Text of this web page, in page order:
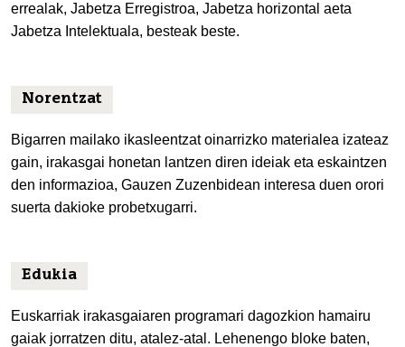
errealak, Jabetza Erregistroa, Jabetza horizontal aeta
Jabetza Intelektuala, besteak beste.
Norentzat
Bigarren mailako ikasleentzat oinarrizko materialea izateaz
gain, irakasgai honetan lantzen diren ideiak eta eskaintzen
den informazioa, Gauzen Zuzenbidean interesa duen orori
suerta dakioke probetxugarri.
Edukia
Euskarriak irakasgaiaren programari dagozkion hamairu
gaiak jorratzen ditu, atalez-atal. Lehenengo bloke baten,